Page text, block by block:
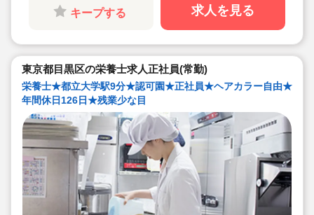
◇「イタリア，ドイツ，フィンランド，ハンガリ
ー，ニュージーランド」など、充実の海外研修に
参加のチャンス♪
◇無垢の木を使った園舎。優しくぬくもりのあ
◇在籍年数や経験に合わせ、段階的な研修を年
110回以上実施。キャリアアップを目指せます！
キープする 求人を見る
東京都目黒区の栄養士求人正社員(常勤)
栄養士★都立大学駅9分★認可園★正社員★ヘアカラー自由★
年間休日126日★残業少な目